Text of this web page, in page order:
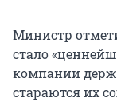
Министр
стало
компании
стараются их